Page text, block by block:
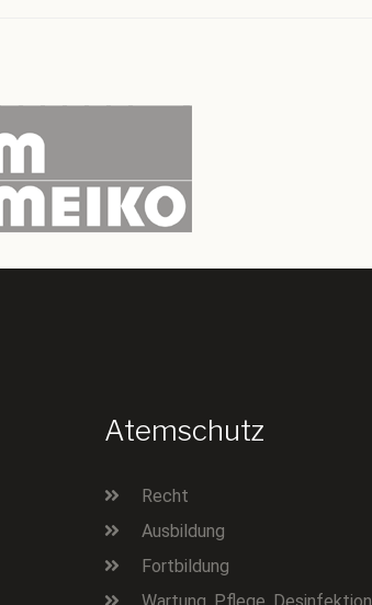
Atemschutz
Recht
Ausbildung
Fortbildung
Wartung, Pflege, Desinfektion